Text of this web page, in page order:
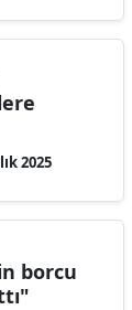
915
yemi
2025
borcu